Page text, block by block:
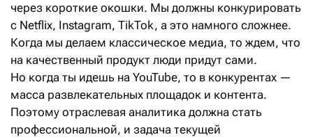
через короткие окошки. Мы должны конкурировать
с Netflix, Instagram, TikTok, а это намного сложнее.
Когда мы делаем классическое медиа, то ждем, что
на качественный продукт люди придут сами.
Но когда ты идешь на YouTube, то в конкурентах —
масса развлекательных площадок и контента.
Поэтому отраслевая аналитика должна стать
профессиональной, и задача текущей